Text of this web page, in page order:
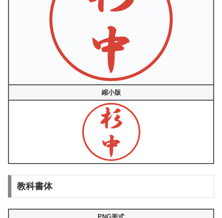
縮小版
教科書体